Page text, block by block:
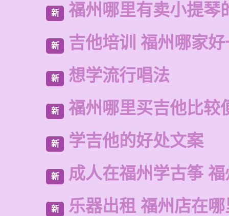
新 福州哪里有卖小提琴
新 吉他培训 福州哪家
新 想学流行唱法
新 福州哪里买吉他比较
新 学吉他的好处文案
新 成人在福州学古筝
新 乐器出租 福州店在